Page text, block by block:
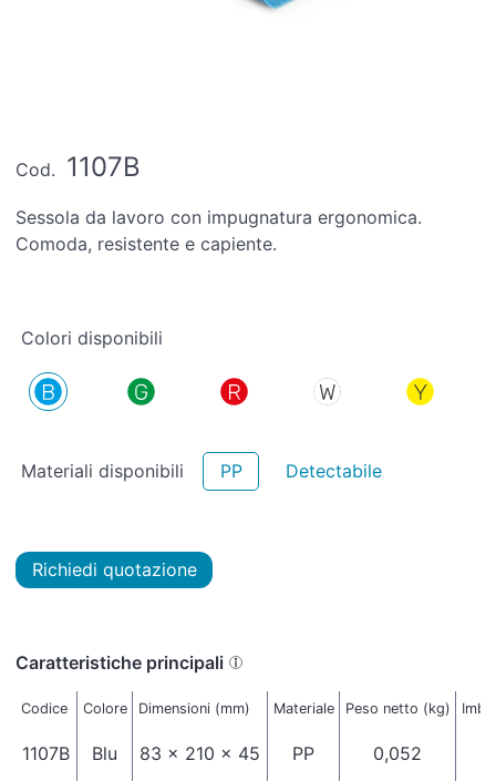
Cod. 1107B
Sessola da lavoro con impugnatura ergonomica.
Comoda, resistente e capiente.
Colori disponibili
Materiali disponibili PP Detectabile
Richiedi quotazione
Caratteristiche principali
Codice Colore Dimensioni (mm) Materiale Peso netto (kg)
1107B Blu 83 x 210 x 45 PP 0,052